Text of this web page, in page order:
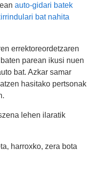
auto-gidari batek
bat nahita
errektoreordetzaren
parean ikusi nuen
bat. Azkar samar
hasitako pertsonak
lehen ilaratik
harroxko, zera bota